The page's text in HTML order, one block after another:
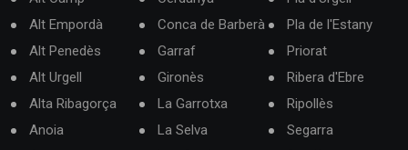
Alt Empordà
Alt Penedès
Alt Urgell
Alta Ribagorça
Anoia
Conca de Barberà
Garraf
Gironès
La Garrotxa
La Selva
Pla de l'Estany
Priorat
Ribera d'Ebre
Ripollès
Segarra